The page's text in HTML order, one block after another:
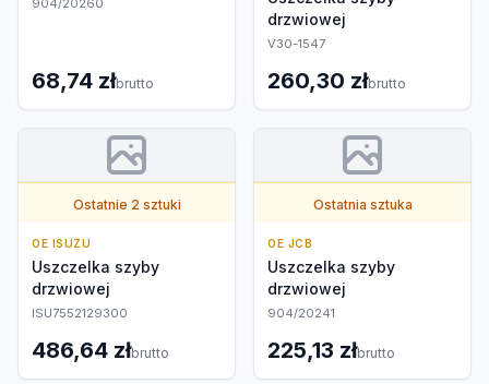
904/20260
68,74 złbrutto
drzwiowej
V30-1547
260,30 złbrutto
Ostatnie 2 sztuki
OE ISUZU
Uszczelka szyby
drzwiowej
ISU7552129300
486,64 złbrutto
Ostatnia sztuka
OE JCB
Uszczelka szyby
drzwiowej
904/20241
225,13 złbrutto